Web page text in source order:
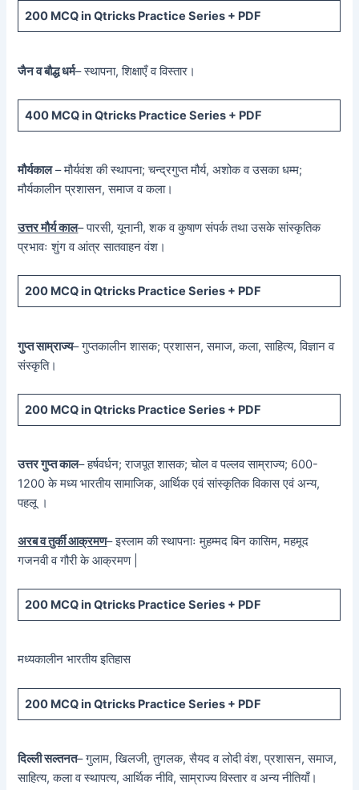
200 MCQin Qtricks Practice Series + PDF
जैन व बौद्ध धर्म– स्थापना, शिक्षाएँ व विस्तार।
400 MCQin Qtricks Practice Series + PDF
मौर्यकाल– मौर्यवंश की स्थापना; चन्द्रगुप्त मौर्य, अशोक व उसका धम्म;
मौर्यकालीन प्रशासन, समाज व कला।
उत्तर मौर्य काल– पारसी, यूनानी, शक व कुषाण संपर्क तथा उसके सांस्कृतिक
प्रभावः शुंग व आंत्र सातवाहन वंश।
200 MCQ in Qtricks Practice Series + PDF
गुप्त साम्राज्य– गुप्तकालीन शासक; प्रशासन, समाज, कला, साहित्य, विज्ञान व
संस्कृति।
200 MCQ in Qtricks Practice Series + PDF
उत्तर गुप्त काल– हर्षवर्धन; राजपूत शासक; चोल व पल्लव साम्राज्य; 600-
1200 के मध्य भारतीय सामाजिक, आर्थिक एवं सांस्कृतिक विकास एवं अन्य,
पहलू ।
अरब व तुर्की आक्रमण– इस्लाम की स्थापनाः मुहम्मद बिन कासिम, महमूद
गजनवी व गौरी के आक्रमण |
200 MCQ in Qtricks Practice Series + PDF
मध्यकालीन भारतीय इतिहास
200 MCQ in Qtricks Practice Series + PDF
दिल्ली सल्तनत– गुलाम, खिलजी, तुगलक, सैयद व लोदी वंश, प्रशासन, समाज,
साहित्य, कला व स्थापत्य, आर्थिक नीवि, साम्राज्य विस्तार व अन्य नीतियाँ।